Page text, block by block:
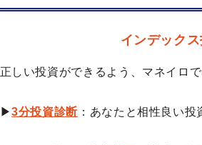
インデック
正しい投資ができるよう、マネイロ
▶3分投資診断：あなたと相性良い投